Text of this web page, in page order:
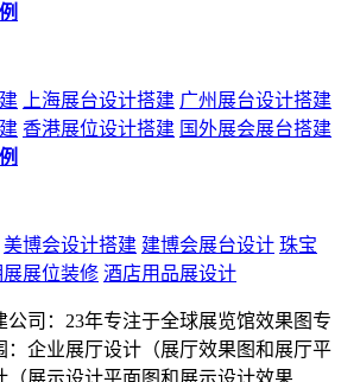
上海展台设计搭建 广州展台设计搭建
香港展位设计搭建 国外展会展台搭建
美博会设计搭建 建博会展台设计 珠宝
展展位装修 酒店用品展设计
公司：23年专注于全球展览馆效果图专
：企业展厅设计（展厅效果图和展厅平
（展示设计平面图和展示设计效果